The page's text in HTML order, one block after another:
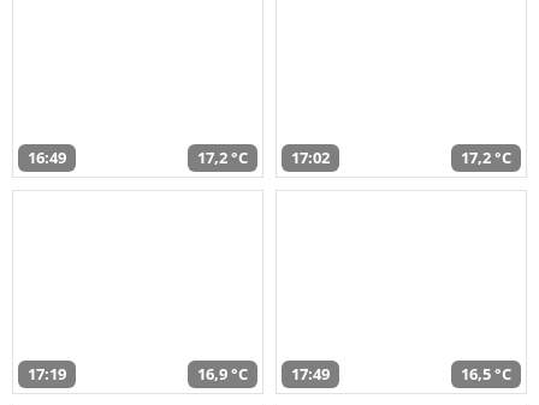
16:49 17,2 °C 17:02 17,2 °C
17:19 16,9 °C 17:49 16,5 °C